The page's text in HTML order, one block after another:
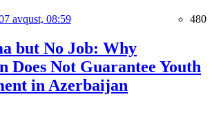
avqust, 08:59 480
but No Job: Why
Does Not Guarantee Youth
in Azerbaijan